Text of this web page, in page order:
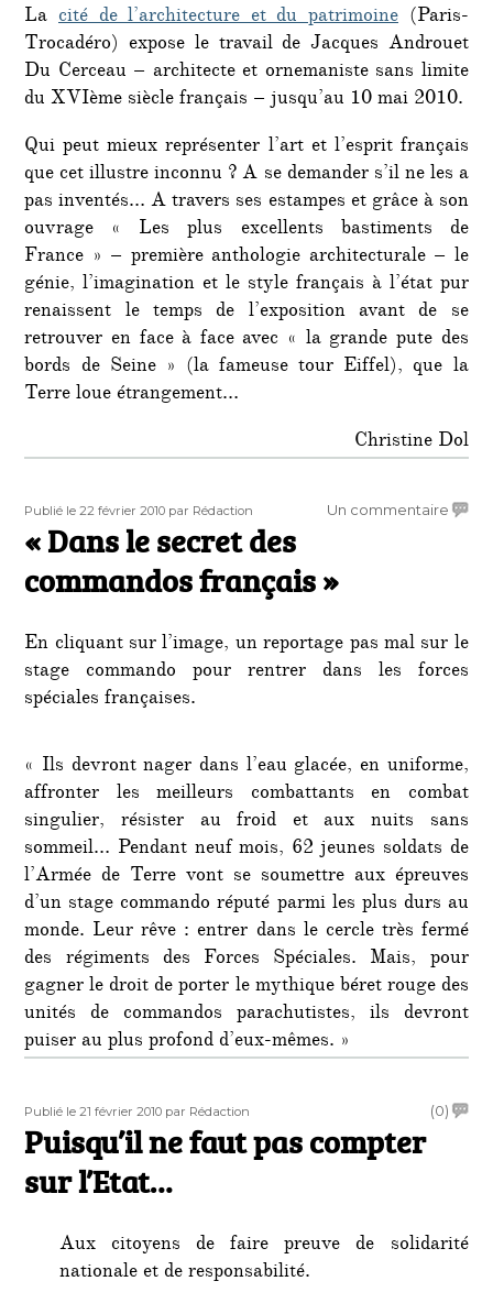
La cité de l’architecture et du patrimoine (Paris-
Trocadéro) expose le travail de Jacques Androuet
Du Cerceau – architecte et ornemaniste sans limite
du XVIème siècle français – jusqu’au 10 mai 2010.
Qui peut mieux représenter l’art et l’esprit français
que cet illustre inconnu ? A se demander s’il ne les a
pas inventés… A travers ses estampes et grâce à son
ouvrage « Les plus excellents bastiments de
France » – première anthologie architecturale – le
génie, l’imagination et le style français à l’état pur
renaissent le temps de l’exposition avant de se
retrouver en face à face avec « la grande pute des
bords de Seine » (la fameuse tour Eiffel), que la
Terre loue étrangement…
Christine Dol
Publié
Publié le 22 février 2010 Auteur
par Rédaction Un commentairesur
« Dans le secret des
commandos français »
En cliquant sur l’image, un reportage pas mal sur le
stage commando pour rentrer dans les forces
spéciales françaises.
« Ils devront nager dans l’eau glacée, en uniforme,
affronter les meilleurs combattants en combat
singulier, résister au froid et aux nuits sans
sommeil… Pendant neuf mois, 62 jeunes soldats de
l’Armée de Terre vont se soumettre aux épreuves
d’un stage commando réputé parmi les plus durs au
monde. Leur rêve : entrer dans le cercle très fermé
des régiments des Forces Spéciales. Mais, pour
gagner le droit de porter le mythique béret rouge des
unités de commandos parachutistes, ils devront
puiser au plus profond d’eux-mêmes. »
Publié
le
Publié le 21 février 2010 Auteur
par Rédaction (0)on
sur
Puisqu’il ne faut pas compter
sur l’Etat…
Aux citoyens de faire preuve de solidarité
nationale et de responsabilité.